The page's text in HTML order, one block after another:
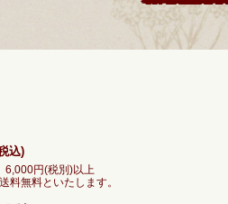
込)
6,000円(税別)以上
料無料といたします。